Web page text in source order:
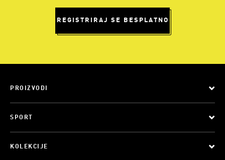
REGISTRIRAJ SE BESPLATNO
PROIZVODI
SPORT
KOLEKCIJE